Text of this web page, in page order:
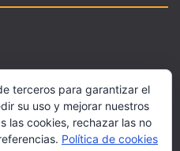
terceros para garantizar el
su uso y mejorar nuestros
las cookies, rechazar las no
Política de cookies